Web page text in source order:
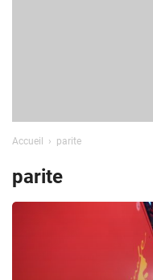
Accueil parite
parite